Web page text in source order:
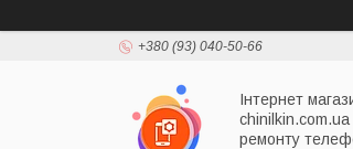
+380 (93) 040-50-66
Інтернет
ремонту